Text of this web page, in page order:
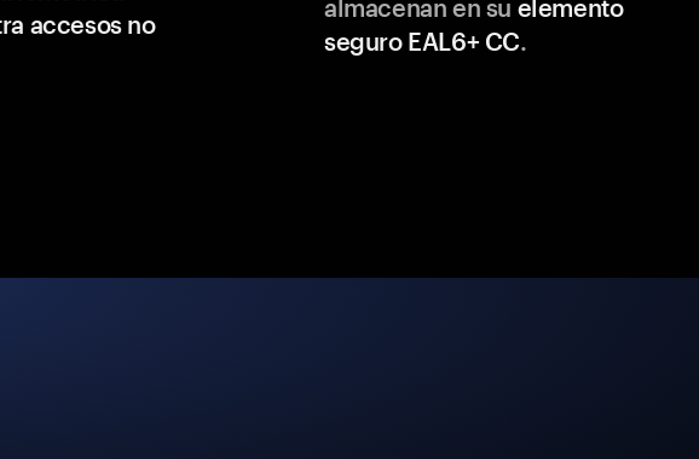
accesos no
almacenan en su elemento
seguro EAL6+ CC.